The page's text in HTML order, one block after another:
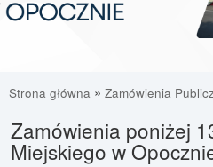
Strona główna » Zamówienia
Zamówienia poniżej
Miejskiego w